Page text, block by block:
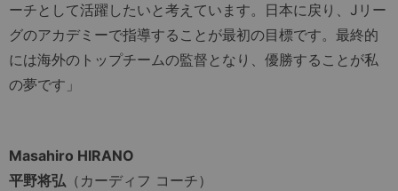
ーチとして活躍したいと考えています。日本に戻り、Jリー
グのアカデミーで指導することが最初の目標です。最終的
には海外のトップチームの監督となり、優勝することが私
の夢です」
Masahiro HIRANO
平野将弘 （カーディフ コーチ）